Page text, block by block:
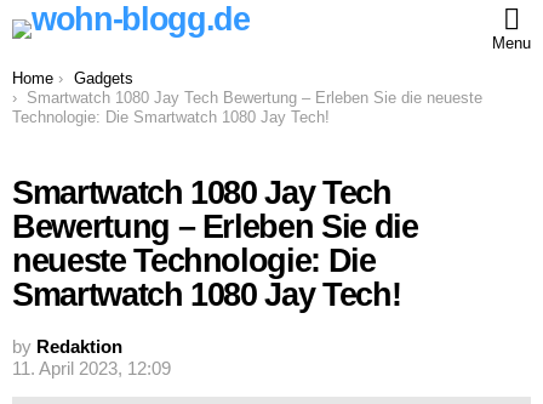
Menu
You are here:
Home
Gadgets
Smartwatch 1080 Jay Tech Bewertung – Erleben Sie die neueste
Technologie: Die Smartwatch 1080 Jay Tech!
Smartwatch 1080 Jay Tech
Bewertung – Erleben Sie die
neueste Technologie: Die
Smartwatch 1080 Jay Tech!
by Redaktion
11. April 2023, 12:09